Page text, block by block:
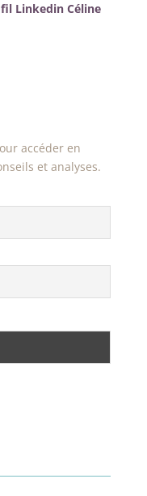
Linkedin Céline
accéder en
et analyses.